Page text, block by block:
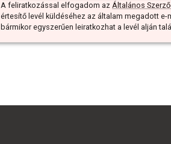
A feliratkozással elfogadom az Általános
értesítő levél küldéséhez az általam megadott e-
bármikor egyszerűen leiratkozhat a levél alján